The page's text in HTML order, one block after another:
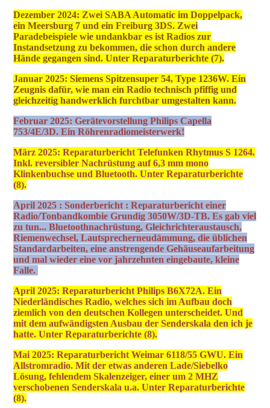
Dezember 2024: Zwei SABA Automatic im Doppelpack,
ein Meersburg 7 und ein Freiburg 3DS. Zwei
Paradebeispiele wie undankbar es ist Radios zur
Instandsetzung zu bekommen, die schon durch andere
Hände gegangen sind. Unter Reparaturberichte (7).
Januar 2025: Siemens Spitzensuper 54, Type 1236W. Ein
Zeugnis dafür, wie man ein Radio technisch pfiffig und
gleichzeitig handwerklich furchtbar umgestalten kann.
Februar 2025: Gerätevorstellung Philips Capella
753/4E/3D. Ein Röhrenradiomeisterwerk!
März 2025: Reparaturbericht Telefunken Rhytmus S 1264.
Inkl. reversibler Nachrüstung auf 6,3 mm mono
Klinkenbuchse und Bluetooth. Unter Reparaturberichte
(8).
April 2025 : Sonderbericht : Reparaturbericht einer
Radio/Tonbandkombie Grundig 3050W/3D-TB. Es gab viel
zu tun... Bluetoothnachrüstung, Gleichrichteraustausch,
Riemenwechsel, Lautsprecherneudämmung, die üblichen
Standardarbeiten, eine anstrengende Gehäuseaufarbeitung
und mal wieder eine vor jahrzehnten eingebaute, kleine
Falle.
April 2025: Reparaturbericht Philips B6X72A. Ein
Niederländisches Radio, welches sich im Aufbau doch
ziemlich von den deutschen Kollegen unterscheidet. Und
mit dem aufwändigsten Ausbau der Senderskala den ich je
hatte. Unter Reparaturberichte (8).
Mai 2025: Reparaturbericht Weimar 6118/55 GWU. Ein
Allstromradio. Mit der etwas anderen Lade/Siebelko
Lösung, fehlendem Skalenzeiger, einer um 2 MHZ
verschobenen Senderskala u.a. Unter Reparaturberichte
(8).